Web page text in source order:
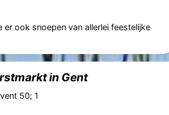
ook snoepen van allerlei feestelijke
in Gent